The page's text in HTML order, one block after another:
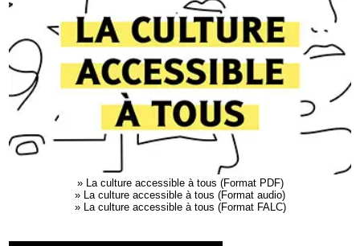
»
La culture accessible à tous (Format PDF)
»
La culture accessible à tous (Format audio)
»
La culture accessible à tous (Format FALC)